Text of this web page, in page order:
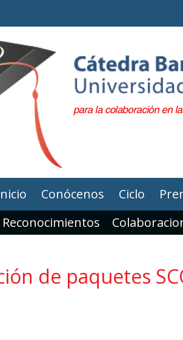
Conócenos Ciclo
Reconocimientos
de paquetes